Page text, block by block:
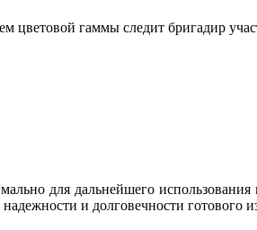
цветовой гаммы следит бригадир
для дальнейшего
и долговечности готового